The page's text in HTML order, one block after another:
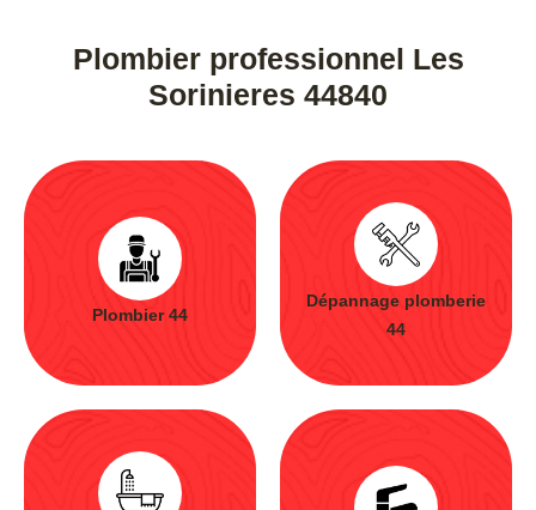
Plombier professionnel Les
Sorinieres 44840
Plombier 44
Dépannage plomberie
44